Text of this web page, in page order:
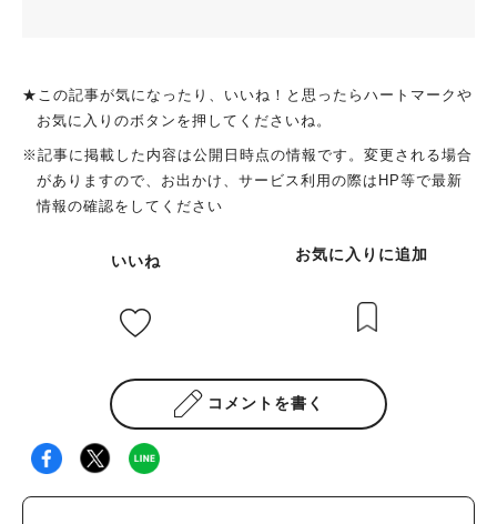
★この記事が気になったり、いいね！と思ったらハートマークや
お気に入りのボタンを押してくださいね。
※記事に掲載した内容は公開日時点の情報です。変更される場合
がありますので、お出かけ、サービス利用の際はHP等で最新
情報の確認をしてください
いいね お気に入りに追加
コメントを書く